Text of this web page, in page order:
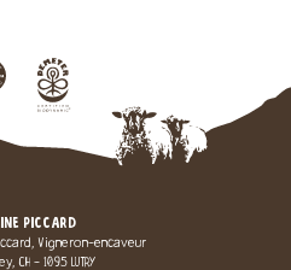
PICCARD
Vigneron-encaveur
CH - 1095 LUTRY